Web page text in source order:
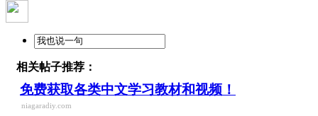
相关帖子推荐：
免费获取各类中文学习教材和视频！
niagaradiy.com